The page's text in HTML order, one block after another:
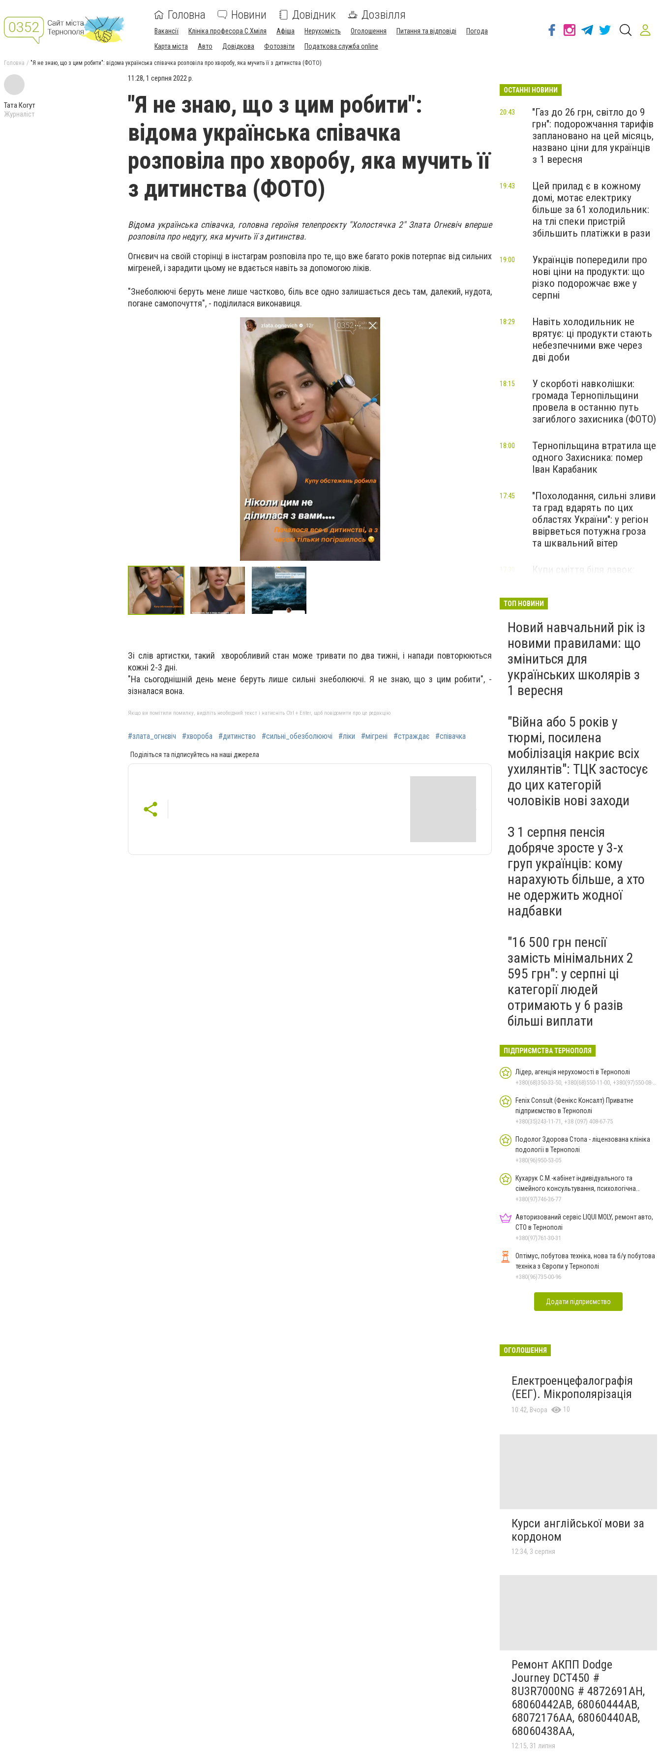
Головна Новини Довідник Дозвілля
Вакансії Клініка професора С.Хміля Афіша Нерухомість Оголошення Питання та відповіді
Погода
Карта міста
Авто Довідкова Фотозвіти Податкова служба online
Головна "Я не знаю, що з цим робити": відома українська співачка розповіла про хворобу, яка мучить її з дитинства (ФОТО)
Тата Когут
Журналіст
11:28, 1 серпня 2022 р.
"Я не знаю, що з цим робити":
відома українська співачка
розповіла про хворобу, яка мучить її
з дитинства (ФОТО)
Відома українська співачка, головна героїня телепроєкту "Холостячка 2" Злата Огнєвіч вперше
розповіла про недугу, яка мучить її з дитинства.
Огнєвич на своїй сторінці в інстаграм розповіла про те, що вже багато років потерпає від сильних
мігреней, і зарадити цьому не вдається навіть за допомогою ліків.
"Знеболюючі беруть мене лише частково, біль все одно залишається десь там, далекий, нудота,
погане самопочуття", - поділилася виконавиця.
Зі слів артистки, такий хворобливий стан може тривати по два тижні, і напади повторюються
кожні 2-3 дні.
"На сьогоднішній день мене беруть лише сильні знеболюючі. Я не знаю, що з цим робити", -
зізналася вона.
Якщо ви помітили помилку, виділіть необхідний текст і натисніть Ctrl + Enter, щоб повідомити про це редакцію
#злата_огнєвіч #хвороба #дитинство #сильні_обезболюючі #ліки #мігрені #страждає #співачка
Поділіться та підписуйтесь на наші джерела
ОСТАННІ НОВИНИ
"Газ до 26 грн, світло до 9
грн": подорожчання тарифів
заплановано на цей місяць,
названо ціни для українців
з 1 вересня
20:43
Цей прилад є в кожному
домі, мотає електрику
більше за 61 холодильник:
на тлі спеки пристрій
збільшить платіжки в рази
19:43
Українців попередили про
нові ціни на продукти: що
різко подорожчає вже у
серпні
19:00
Навіть холодильник не
врятує: ці продукти стають
небезпечними вже через
дві доби
18:29
У скорботі навколішки:
громада Тернопільщини
провела в останню путь
загиблого захисника (ФОТО)
18:15
Тернопільщина втратила ще
одного Захисника: помер
Іван Карабаник
18:00
"Похолодання, сильні зливи
та град вдарять по цих
областях України": у регіон
ввірветься потужна гроза
та шквальний вітер
17:45
Купи сміття біля лавок:
побаченого у парку (ВІДЕО)
17:30
ТОП НОВИНИ
Новий навчальний рік із
новими правилами: що
зміниться для
українських школярів з
1 вересня
"Війна або 5 років у
тюрмі, посилена
мобілізація накриє всіх
ухилянтів": ТЦК застосує
до цих категорій
чоловіків нові заходи
З 1 серпня пенсія
добряче зросте у 3-х
груп українців: кому
нарахують більше, а хто
не одержить жодної
надбавки
"16 500 грн пенсії
замість мінімальних 2
595 грн": у серпні ці
категорії людей
отримають у 6 разів
більші виплати
ПІДПРИЄМСТВА ТЕРНОПОЛЯ
Лідер, агенція нерухомості в Тернополі
+380(68)350-33-50, +380(68)550-11-00, +380(97)550-08-42, +380(66)048-42-70
Fenix Consult (Фенікс Консалт) Приватне
підприємство в Тернополі
+380(35)243-11-71, +38 (097) 408-67-75
Подолог Здорова Стопа - ліцензована клініка
подології в Тернополі
+380(96)950-53-05
Кухарук С.М.-кабінет індивідуального та
сімейного консультування, психологічна
діагностика Тернопіль
+380(97)746-36-77
Авторизований сервіс LIQUI MOLY, ремонт авто,
СТО в Тернополі
+380(97)761-30-31
Оптімус, побутова техніка, нова та б/у побутова
техніка з Європи у Тернополі
+380(96)735-00-96
Додати підприємство
ОГОЛОШЕННЯ
Електроенцефалографія
(ЕЕГ). Мікрополярізація
10:42, Вчора 10
Курси англійської мови за
кордоном
12:34, 3 серпня
Ремонт АКПП Dodge
Journey DCT450 #
8U3R7000NG # 4872691AH,
68060442AB, 68060444AB,
68072176AA, 68060440AB,
68060438AA,
12:15, 31 липня